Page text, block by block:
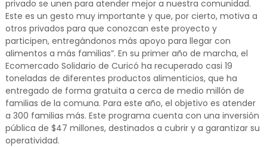
privado se unen para atender mejor a nuestra comunidad.
Este es un gesto muy importante y que, por cierto, motiva a
otros privados para que conozcan este proyecto y
participen, entregándonos más apoyo para llegar con
alimentos a más familias”. En su primer año de marcha, el
Ecomercado Solidario de Curicó ha recuperado casi 19
toneladas de diferentes productos alimenticios, que ha
entregado de forma gratuita a cerca de medio millón de
familias de la comuna. Para este año, el objetivo es atender
a 300 familias más. Este programa cuenta con una inversión
pública de $47 millones, destinados a cubrir y a garantizar su
operatividad.